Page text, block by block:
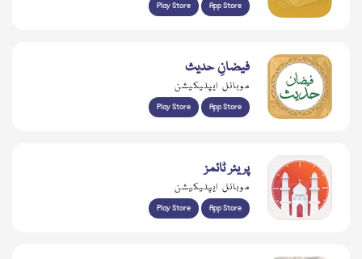
Play Store App Store
فیضانِ حدیث
موبائل ایپلیکیشن
Play Store App Store
پریئر ٹائمز
موبائل ایپلیکیشن
Play Store App Store